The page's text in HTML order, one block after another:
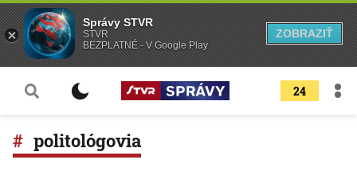
24
politológovia
Správy STVR
STVR
BEZPLATNÉ - V Google Play
ZOBRAZIŤ